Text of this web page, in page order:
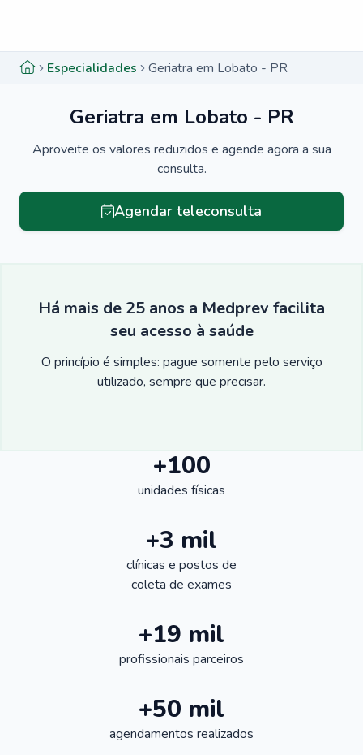
Especialidades Geriatra em Lobato - PR
Geriatra em Lobato - PR
Aproveite os valores reduzidos e agende agora a sua
consulta.
Agendar teleconsulta
Há mais de 25 anos a Medprev facilita
seu acesso à saúde
O princípio é simples: pague somente pelo serviço
utilizado, sempre que precisar.
+100
unidades físicas
+3 mil
clínicas e postos de
coleta de exames
+19 mil
profissionais parceiros
+50 mil
agendamentos realizados